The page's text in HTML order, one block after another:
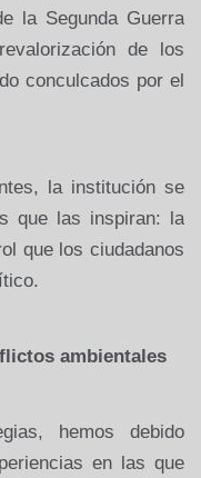
la Segunda Guerra
de los
conculcados por el
la institución se
que las inspiran: la
que los ciudadanos
ambientales
hemos debido
en las que